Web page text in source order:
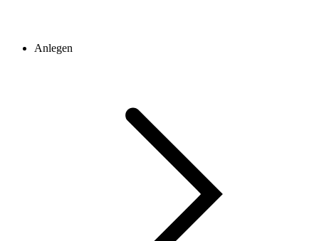
Anlegen